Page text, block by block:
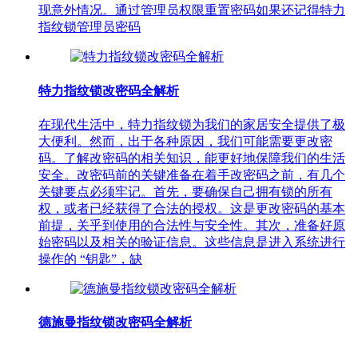
现意外情况。通过管理员权限重置密码如果还记得特力
指纹锁管理员密码
特力指纹锁改密码全解析
在现代生活中，特力指纹锁为我们的家居安全提供了极
大便利。然而，出于各种原因，我们可能需要更改密
码。了解改密码的相关知识，能更好地保障我们的生活
安全。改密码前的关键准备在着手改密码之前，有几个
关键要点必须牢记。首先，要确保自己拥有锁的所有
权，或者已经获得了合法的授权。这是更改密码的基本
前提，关乎到使用的合法性与安全性。其次，准备好原
始密码以及相关的验证信息。这些信息是进入系统进行
操作的 “钥匙”，缺
德施曼指纹锁改密码全解析